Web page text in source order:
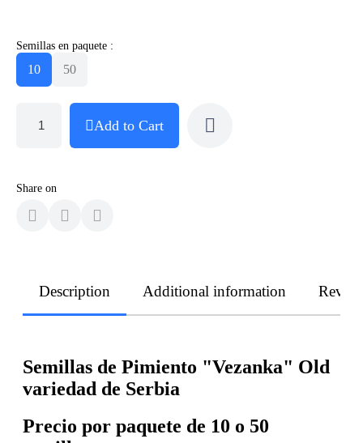
Semillas en paquete :
10 50
Add to Cart
Share on
Description Additional information
Semillas de Pimiento "Vezanka" Old
variedad de Serbia
Precio por paquete de 10 o 50